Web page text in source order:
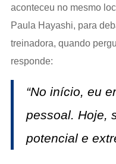
aconteceu no mesmo
Paula Hayashi, para
treinadora, quando
responde:
“No início, eu
pessoal. Hoje,
potencial e